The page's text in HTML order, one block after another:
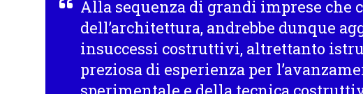
Alla sequenza di grandi imprese che
dell’architettura, andrebbe dunque
insuccessi costruttivi, altrettanto
preziosa di esperienza per